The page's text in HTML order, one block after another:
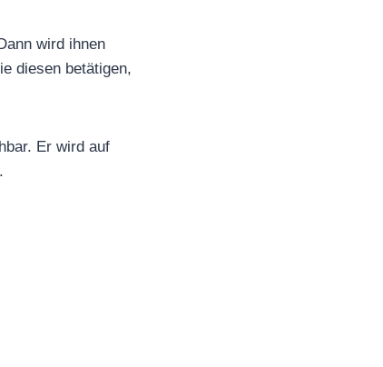
wird ihnen
diesen betätigen,
Er wird auf